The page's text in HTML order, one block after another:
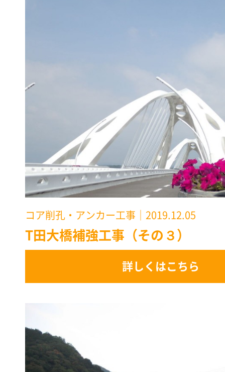
コア削孔・アンカー工事 ｜2019.12.05
T田大橋補強工事（その３）
詳しくはこちら